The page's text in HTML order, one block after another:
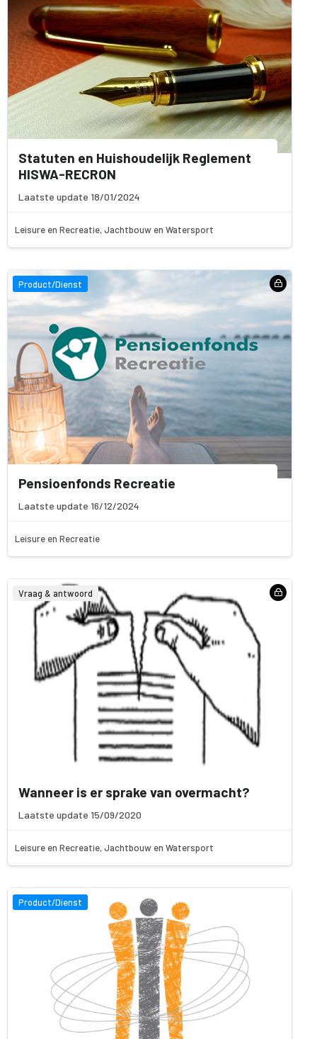
Statuten en Huishoudelijk Reglement
HISWA-RECRON
Laatste update 18/01/2024
Leisure en Recreatie, Jachtbouw en Watersport
Product/Dienst
Pensioenfonds Recreatie
Laatste update 16/12/2024
Leisure en Recreatie
Vraag & antwoord
Wanneer is er sprake van overmacht?
Laatste update 15/09/2020
Leisure en Recreatie, Jachtbouw en Watersport
Product/Dienst